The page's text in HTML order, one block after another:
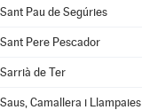
Sant Pau de Segúries
Sant Pere Pescador
Sarrià de Ter
Saus, Camallera i Llampaies